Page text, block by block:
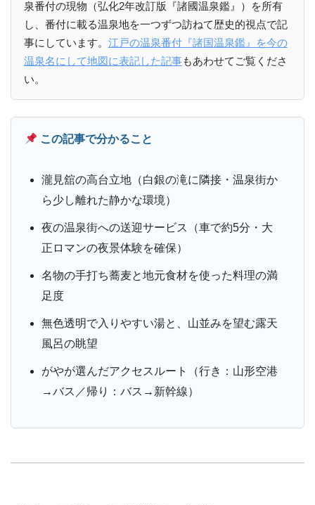
泉番付の現物（弘化2年改訂版『諸國温泉鑑』）を所有
し、番付に載る温泉地を一つずつ訪ねて歴史的視点で記
事にしています。 江戸の温泉番付『諸国温泉鑑』を今の
温泉名にして地図に表記した記事もあわせてご覧くださ
い。
この記事で分かること
瀧見舘の高台立地（白銀の滝に隣接・温泉街か
ら少し離れた静かな環境）
夜の温泉街への送迎サービス（車で約5分・大
正ロマンの夜景体験を確保）
名物の手打ち蕎麦と地元食材を使った料理の満
足度
無色透明で入りやすい湯と、山並みを望む露天
風呂の眺望
がやが選んだアクセスルート（行き：山形空港
→バス／帰り：バス→新幹線）